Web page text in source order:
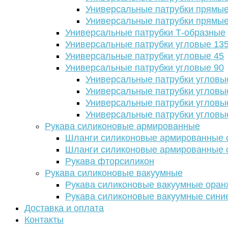
Универсальные патрубки
Универсальные патрубки
Универсальные патрубки Т-образные
Универсальные патрубки угловые
Универсальные патрубки угловые 45
Универсальные патрубки угловые 90
Универсальные патрубки
Универсальные патрубки
Универсальные патрубки
Универсальные патрубки
Рукава силиконовые армированные
Шланги силиконовые армированные
Шланги силиконовые армированные
Рукава фторсиликон
Рукава силиконовые вакуумные
Рукава силиконовые вакуумные
Рукава силиконовые вакуумные
Доставка и оплата
Контакты